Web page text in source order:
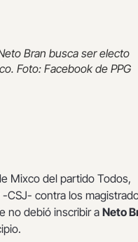
Bran busca ser electo
Foto: Facebook de PPG
Mixco del partido Todos,
CSJ- contra los
no debió inscribir a Neto